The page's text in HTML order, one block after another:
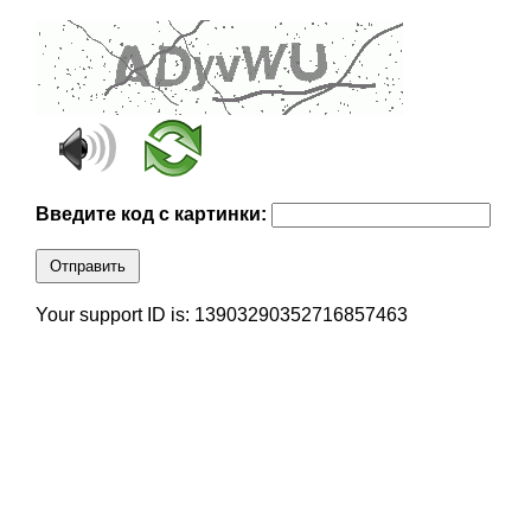
Введите код с картинки:
Отправить
Your support ID is: 13903290352716857463